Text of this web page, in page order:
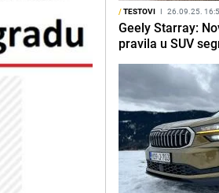
/TESTOVI I 26.09.25.
Geely Starray:
pravila u SUV